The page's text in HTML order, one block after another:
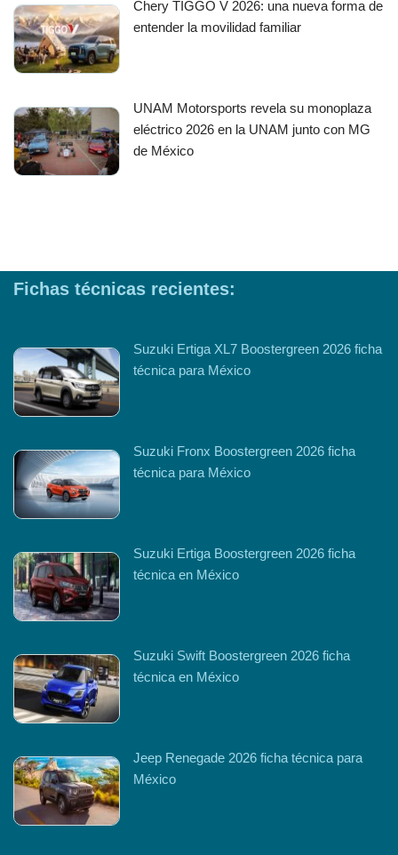
Chery TIGGO V 2026: una nueva forma de
entender la movilidad familiar
UNAM Motorsports revela su monoplaza
eléctrico 2026 en la UNAM junto con MG
de México
Fichas técnicas recientes:
Suzuki Ertiga XL7 Boostergreen 2026 ficha
técnica para México
Suzuki Fronx Boostergreen 2026 ficha
técnica para México
Suzuki Ertiga Boostergreen 2026 ficha
técnica en México
Suzuki Swift Boostergreen 2026 ficha
técnica en México
Jeep Renegade 2026 ficha técnica para
México